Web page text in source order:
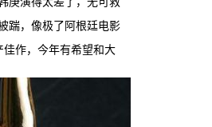
再次追加一波壁纸，供宅
会议使用，新一波壁纸分
妮》。
踹，像极了阿根廷电影
作，今年有希望和大